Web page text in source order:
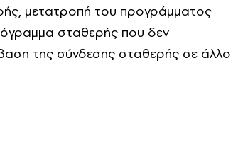
μετατροπή του προγράμματος
σταθερής που δεν
της σύνδεσης σταθερής σε άλλο